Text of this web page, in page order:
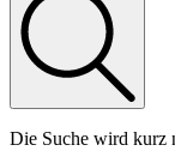
Die Suche wird kurz